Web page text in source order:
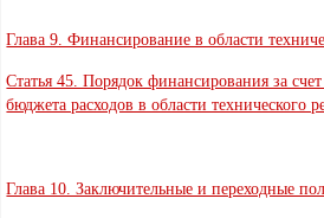
Глава 9. Финансирование в области
Статья 45. Порядок финансирования за счет
бюджета расходов в области технического
Глава 10. Заключительные и переходные